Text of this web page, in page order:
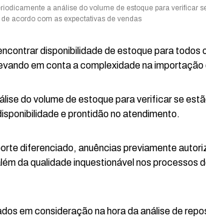
a análise do volume de estoque para verificar
de acordo com as expectativas de vendas
disponibilidade de estoque para todos
em conta a complexidade na
do volume de estoque para verificar se
e prontidão no atendimento.
diferenciado, anuências previamente
da qualidade inquestionável nos processos
em consideração na hora da análise de